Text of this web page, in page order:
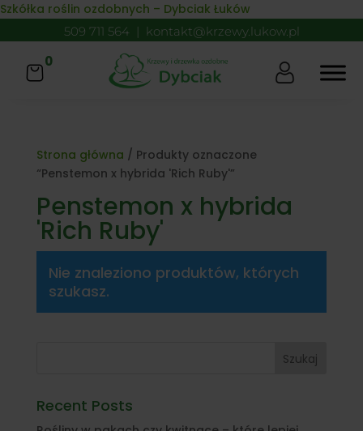
Skip to content
Szkółka roślin ozdobnych – Dybciak Łuków
509 711 564 | kontakt@krzewy.lukow.pl
0
Strona główna / Produkty oznaczone
“Penstemon x hybrida 'Rich Ruby'”
Penstemon x hybrida
'Rich Ruby'
Nie znaleziono produktów, których
szukasz.
Szukaj
Recent Posts